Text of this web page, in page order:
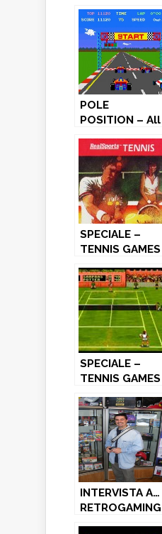
POLE
POSITION – All
SPECIALE –
TENNIS GAMES
SPECIALE –
TENNIS GAMES
INTERVISTA A…
RETROGAMING